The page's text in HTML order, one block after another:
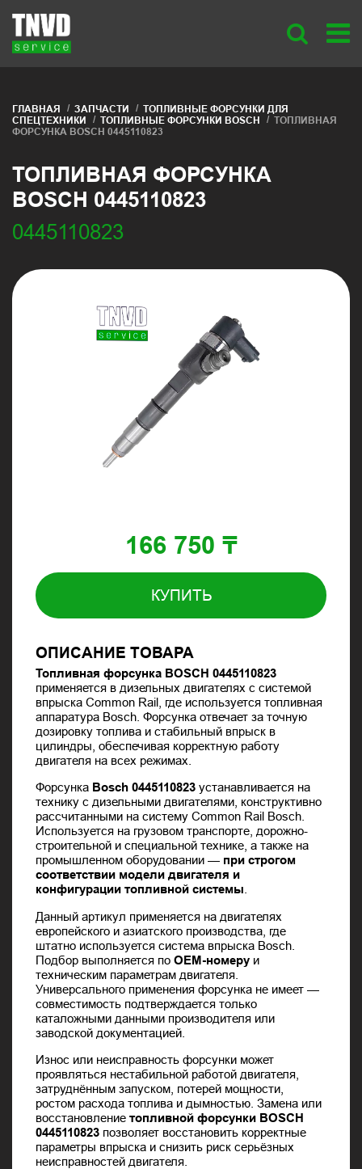
ГЛАВНАЯ ЗАПЧАСТИ
ТОПЛИВНЫЕ ФОРСУНКИ ДЛЯ
СПЕЦТЕХНИКИ
ТОПЛИВНЫЕ ФОРСУНКИ BOSCH
ТОПЛИВНАЯ
ФОРСУНКА BOSCH 0445110823
ТОПЛИВНАЯ ФОРСУНКА
BOSCH 0445110823
0445110823
166 750 ₸
КУПИТЬ
ОПИСАНИЕ ТОВАРА
Топливная форсунка BOSCH 0445110823
применяется в дизельных двигателях с системой
впрыска Common Rail, где используется топливная
аппаратура Bosch . Форсунка отвечает за точную
дозировку топлива и стабильный впрыск в
цилиндры, обеспечивая корректную работу
двигателя на всех режимах.
Форсунка Bosch 0445110823 устанавливается на
технику с дизельными двигателями, конструктивно
рассчитанными на систему Common Rail Bosch.
Используется на грузовом транспорте, дорожно-
строительной и специальной технике, а также на
промышленном оборудовании — при строгом
соответствии модели двигателя и
конфигурации топливной системы
Данный артикул применяется на двигателях
европейского и азиатского производства, где
штатно используется система впрыска Bosch.
Подбор выполняется поOEM-номеру и
техническим параметрам двигателя.
Универсального применения форсунка не имеет —
совместимость подтверждается только
каталожными данными производителя или
заводской документацией.
Износ или неисправность форсунки может
проявляться нестабильной работой двигателя,
затруднённым запуском, потерей мощности,
ростом расхода топлива и дымностью. Замена или
восстановлениетопливной форсунки BOSCH
0445110823 позволяет восстановить корректные
параметры впрыска и снизить риск серьёзных
неисправностей двигателя.